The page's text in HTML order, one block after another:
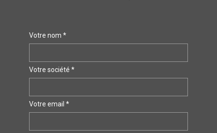
Votre nom *
Votre société *
Votre email *